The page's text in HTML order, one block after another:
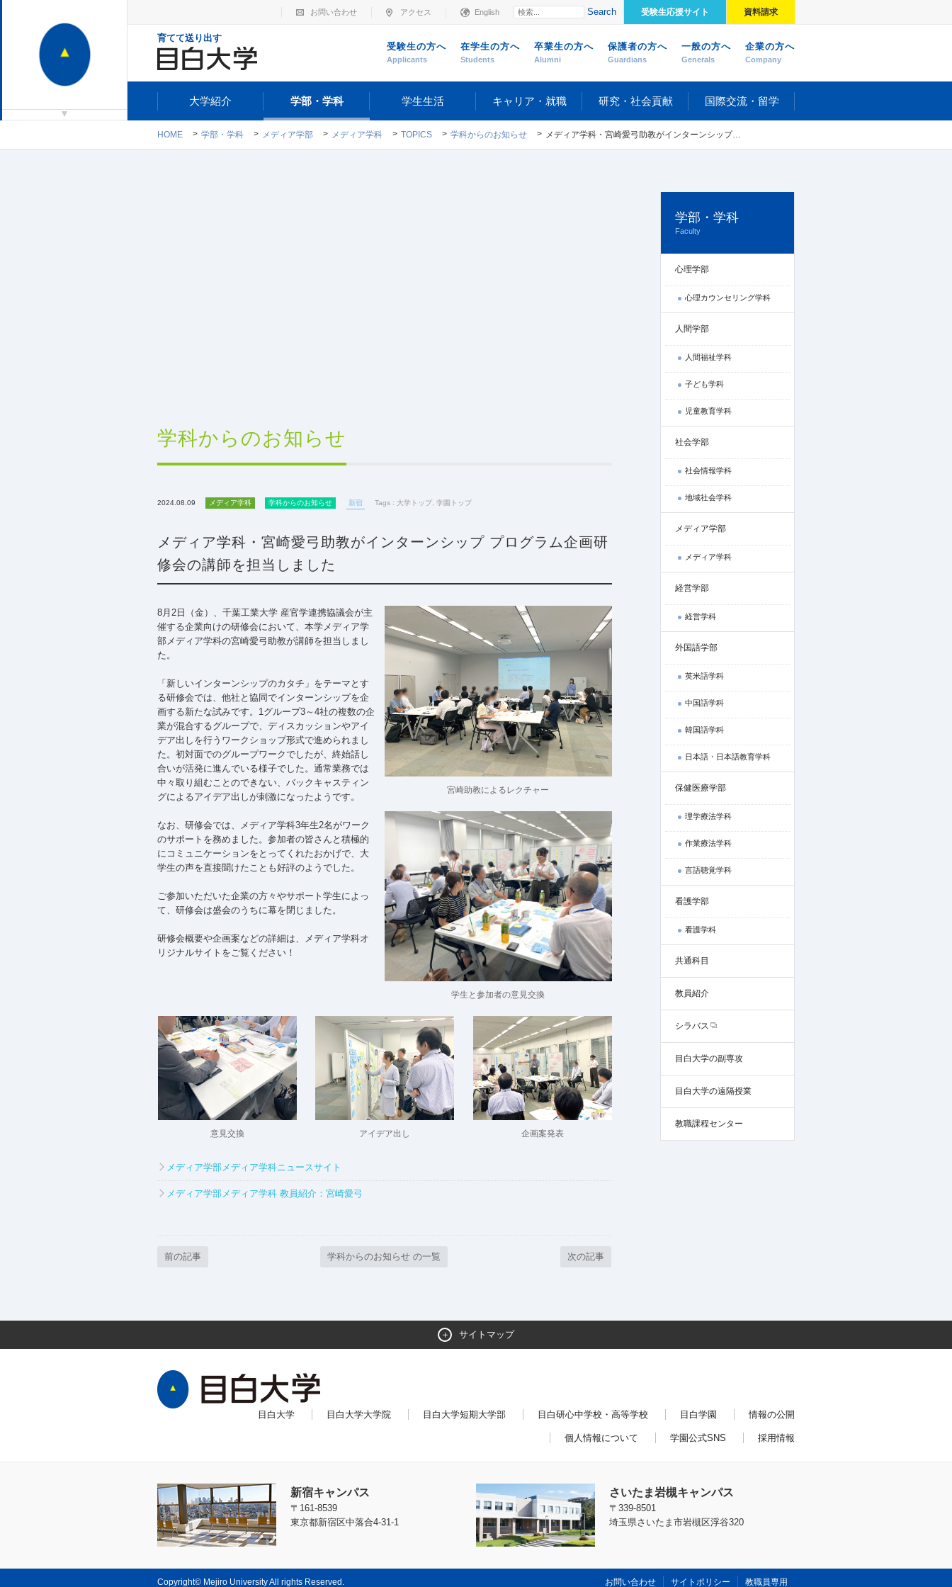
育てて送り出す
お問い合わせ アクセス English Search 受験生応援サイト 資料請求
受験生の方へ
Applicants
在学生の方へ
Students
卒業生の方へ
Alumni
保護者の方へ
Guardians
一般の方へ
Generals
企業の方へ
Company
大学紹介 学部・学科 学生生活 キャリア・就職 研究・社会貢献 国際交流・留学
HOME 学部・学科 メディア学部 メディア学科 TOPICS 学科からのお知らせ メディア学科・宮崎愛弓助教がインターンシップ プログラム企画研修会の講師を担当しました
学科からのお知らせ
2024.08.09 メディア学科 学科からのお知らせ 新宿 Tags : 大学トップ 学園トップ
メディア学科・宮崎愛弓助教がインターンシップ プログラム企画研
修会の講師を担当しました
宮崎助教によるレクチャー
学生と参加者の意見交換
8月2日（金）、千葉工業大学 産官学連携協議会が主
催する企業向けの研修会において、本学メディア学
部メディア学科の宮崎愛弓助教が講師を担当しまし
た。
「新しいインターンシップのカタチ」をテーマとす
る研修会では、他社と協同でインターンシップを企
画する新たな試みです。1グループ3～4社の複数の企
業が混合するグループで、ディスカッションやアイ
デア出しを行うワークショップ形式で進められまし
た。初対面でのグループワークでしたが、終始話し
合いが活発に進んでいる様子でした。通常業務では
中々取り組むことのできない、バックキャスティン
グによるアイデア出しが刺激になったようです。
なお、研修会では、メディア学科3年生2名がワーク
のサポートを務めました。参加者の皆さんと積極的
にコミュニケーションをとってくれたおかげで、大
学生の声を直接聞けたことも好評のようでした。
ご参加いただいた企業の方々やサポート学生によっ
て、研修会は盛会のうちに幕を閉じました。
研修会概要や企画案などの詳細は、メディア学科オ
リジナルサイトをご覧ください！
意見交換 アイデア出し 企画案発表
メディア学部メディア学科ニュースサイト
メディア学部メディア学科 教員紹介：宮崎愛弓
前の記事 学科からのお知らせ の一覧 次の記事
学部・学科
Faculty
心理学部
心理カウンセリング学科
人間学部
人間福祉学科
子ども学科
児童教育学科
社会学部
社会情報学科
地域社会学科
メディア学部
メディア学科
経営学部
経営学科
外国語学部
英米語学科
中国語学科
韓国語学科
日本語・日本語教育学科
保健医療学部
理学療法学科
作業療法学科
言語聴覚学科
看護学部
看護学科
共通科目
教員紹介
シラバス
目白大学の副専攻
目白大学の遠隔授業
教職課程センター
サイトマップ
目白大学 目白大学大学院 目白大学短期大学部 目白研心中学校・高等学校 目白学園 情報の公開
個人情報について 学園公式SNS 採用情報
新宿キャンパス
〒161-8539
東京都新宿区中落合4-31-1
さいたま岩槻キャンパス
〒339-8501
埼玉県さいたま市岩槻区浮谷320
Copyright© Mejiro University All rights Reserved. お問い合わせ サイトポリシー 教職員専用